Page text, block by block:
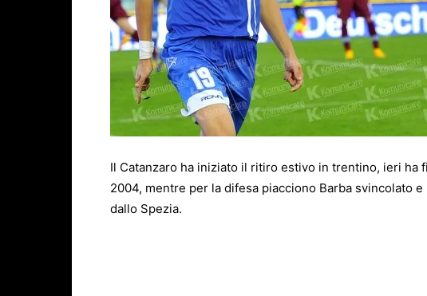
Il Catanzaro ha iniziato il ritiro estivo in trentino, ieri ha
2004, mentre per la difesa piacciono Barba svincolato
dallo Spezia.